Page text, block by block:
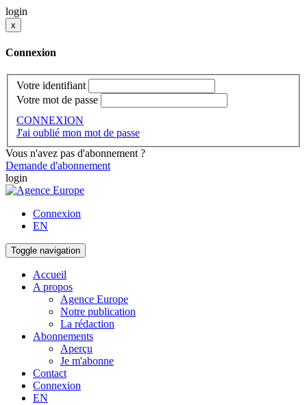
login
x
Connexion
Votre identifiant
Votre mot de passe
CONNEXION
J'ai oublié mon mot de passe
Vous n'avez pas d'abonnement ?
Demande d'abonnement
login
Connexion
EN
Toggle navigation
Accueil
A propos
Agence Europe
Notre publication
La rédaction
Abonnements
Aperçu
Je m'abonne
Contact
Connexion
EN